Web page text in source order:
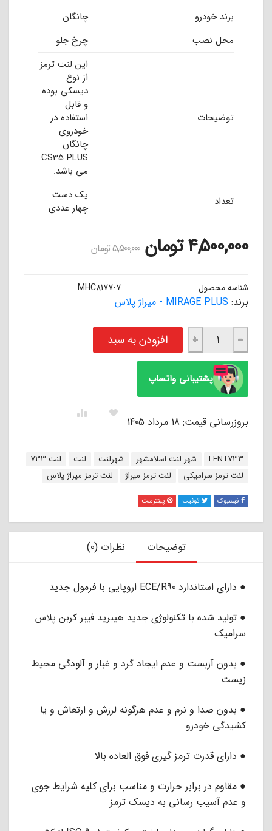
برند خودرو
چانگان
محل نصب
چرخ جلو
توضیحات
این لنت ترمز
از نوع
دیسکی بوده
و قابل
استفاده در
خودروی
چانگان
CS35 PLUS
می باشد.
تعداد
یک دست
چهار عددی
4,500,000تومان 5,500,000تومان
شناسه محصول MHC8177-7
برند: MIRAGE PLUS - میراژ پلاس
لنت ترمز جلو چانگان CS35 PLUS شاسی میراژ پلاس انگلستان MIRAGE عدد
−
+ افزودن به سبد
پشتیبانی واتساپ
بروزرسانی قیمت: 18 مرداد 1405
برچسب:
LENT733 شهر لنت اسلامشهر شهرلنت لنت
لنت 733
لنت ترمز سرامیکی
لنت ترمز میراژ لنت ترمز میراژ پلاس
فیسبوک توئیت پینترست
توضیحات نظرات (0)
● دارای استاندارد ECE/R90 اروپایی با فرمول جدید
● تولید شده با تکنولوژی جدید هیبرید فیبر کربن پلاس
سرامیک
● بدون آزبست و عدم ایجاد گرد و غبار و آلودگی محیط
زیست
● بدون صدا و نرم و عدم هرگونه لرزش و ارتعاش و یا
کشیدگی خودرو
● دارای قدرت ترمز گیری فوق العاده بالا
● مقاوم در برابر حرارت و مناسب برای کلیه شرایط جوی
و عدم آسیب رسانی به دیسک ترمز